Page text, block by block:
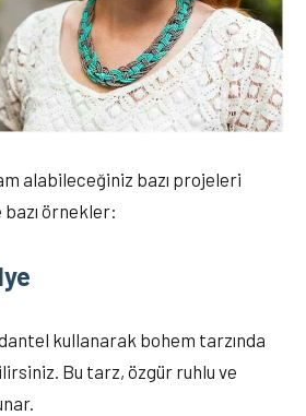
alabileceğiniz bazı projeleri
örnekler:
kullanarak bohem tarzında
Bu tarz, özgür ruhlu ve